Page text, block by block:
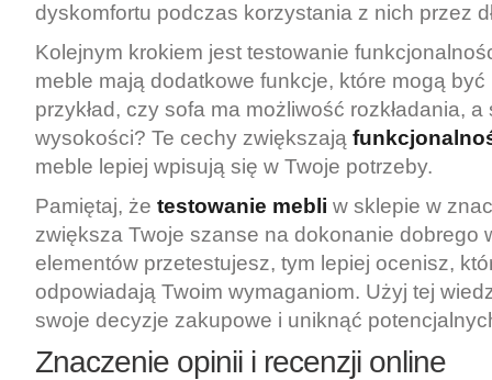
dyskomfortu podczas korzystania z nich przez
Kolejnym krokiem jest testowanie
meble mają dodatkowe funkcje, które mogą
przykład, czy sofa ma możliwość rozkładania, a
wysokości? Te cechy zwiększają
meble lepiej wpisują się w Twoje potrzeby.
Pamiętaj, że testowanie mebli w sklepie w
zwiększa Twoje szanse na dokonanie dobrego
elementów przetestujesz, tym lepiej ocenisz,
odpowiadają Twoim wymaganiom. Użyj tej
swoje decyzje zakupowe i uniknąć
Znaczenie opinii i recenzji online